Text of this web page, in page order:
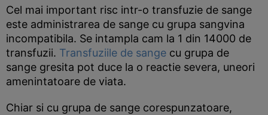
Cel mai important risc intr-o transfuzie de sange
este administrarea de sange cu grupa sangvina
incompatibila. Se intampla cam la 1 din 14000 de
transfuzii. Transfuziile de sange cu grupa de
sange gresita pot duce la o reactie severa, uneori
amenintatoare de viata.
Chiar si cu grupa de sange corespunzatoare,